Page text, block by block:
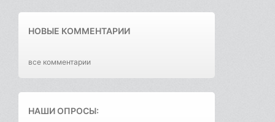
НОВЫЕ КОММЕНТАРИИ
все комментарии
НАШИ ОПРОСЫ: